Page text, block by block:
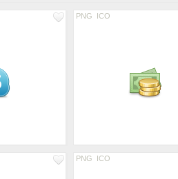
PNG ICO
PNG ICO